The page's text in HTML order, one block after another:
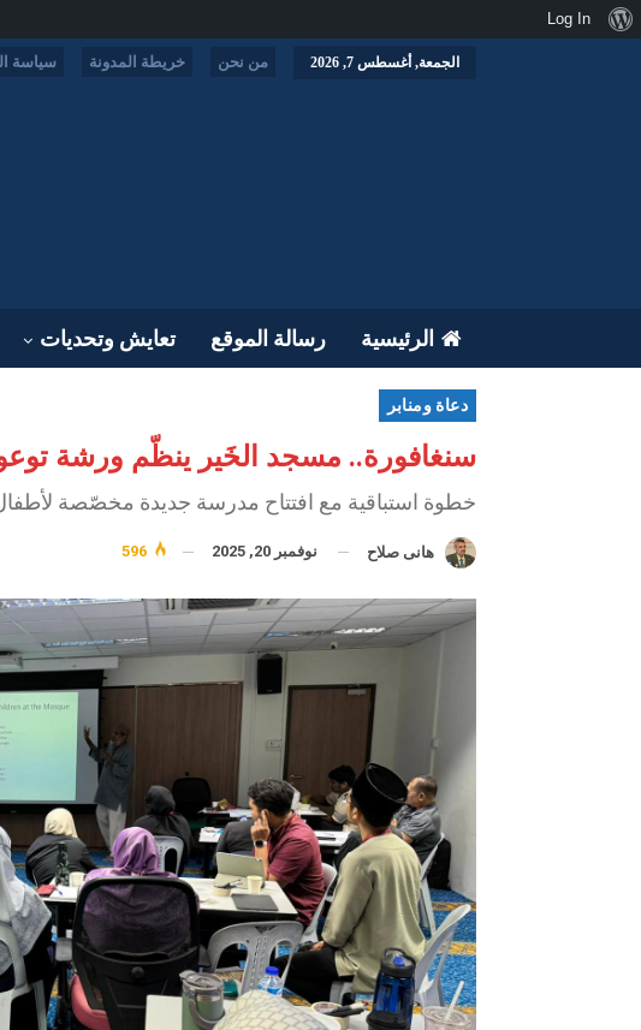
الجمعة, أغسطس 7, 2026 من نحن خريطة المدونة سياسة
الرئيسية رسالة الموقع تعايش وتحديات
دعاة ومنابر
سنغافورة.. مسجد الخَير ينظّم ورشة
خطوة استباقية مع افتتاح مدرسة جديدة مخصّصة
هانى صلاح نوفمبر 20, 2025
نبذةLog In